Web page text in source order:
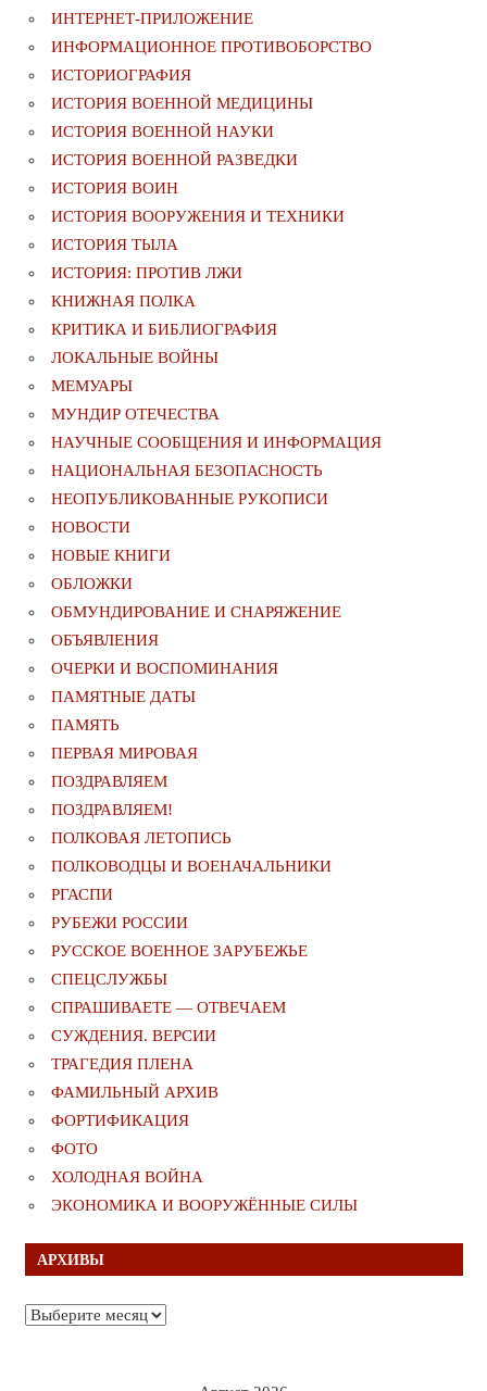
ИНТЕРНЕТ-ПРИЛОЖЕНИЕ
ИНФОРМАЦИОННОЕ ПРОТИВОБОРСТВО
ИСТОРИОГРАФИЯ
ИСТОРИЯ ВОЕННОЙ МЕДИЦИНЫ
ИСТОРИЯ ВОЕННОЙ НАУКИ
ИСТОРИЯ ВОЕННОЙ РАЗВЕДКИ
ИСТОРИЯ ВОИН
ИСТОРИЯ ВООРУЖЕНИЯ И ТЕХНИКИ
ИСТОРИЯ ТЫЛА
ИСТОРИЯ: ПРОТИВ ЛЖИ
КНИЖНАЯ ПОЛКА
КРИТИКА И БИБЛИОГРАФИЯ
ЛОКАЛЬНЫЕ ВОЙНЫ
МЕМУАРЫ
МУНДИР ОТЕЧЕСТВА
НАУЧНЫЕ СООБЩЕНИЯ И ИНФОРМАЦИЯ
НАЦИОНАЛЬНАЯ БЕЗОПАСНОСТЬ
НЕОПУБЛИКОВАННЫЕ РУКОПИСИ
НОВОСТИ
НОВЫЕ КНИГИ
ОБЛОЖКИ
ОБМУНДИРОВАНИЕ И СНАРЯЖЕНИЕ
ОБЪЯВЛЕНИЯ
ОЧЕРКИ И ВОСПОМИНАНИЯ
ПАМЯТНЫЕ ДАТЫ
ПАМЯТЬ
ПЕРВАЯ МИРОВАЯ
ПОЗДРАВЛЯЕМ
ПОЗДРАВЛЯЕМ!
ПОЛКОВАЯ ЛЕТОПИСЬ
ПОЛКОВОДЦЫ И ВОЕНАЧАЛЬНИКИ
РГАСПИ
РУБЕЖИ РОССИИ
РУССКОЕ ВОЕННОЕ ЗАРУБЕЖЬЕ
СПЕЦСЛУЖБЫ
СПРАШИВАЕТЕ — ОТВЕЧАЕМ
СУЖДЕНИЯ. ВЕРСИИ
ТРАГЕДИЯ ПЛЕНА
ФАМИЛЬНЫЙ АРХИВ
ФОРТИФИКАЦИЯ
ФОТО
ХОЛОДНАЯ ВОЙНА
ЭКОНОМИКА И ВООРУЖЁННЫЕ СИЛЫ
АРХИВЫ
Архивы